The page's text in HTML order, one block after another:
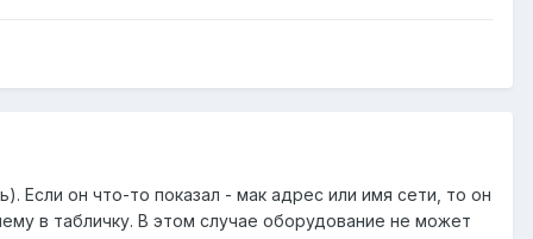
Если он что-то показал - мак адрес или имя сети, то он
в табличку. В этом случае оборудование не может